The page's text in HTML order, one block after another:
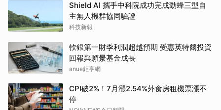
Shield AI 攜手中科院成功完成勁蜂三型自
主無人機群協同驗證
科技新報
軟銀第一財季利潤超越預期 受惠英特爾投資
回報與願景基金成長
anue鉅亨網
CPI破2%！7月漲2.54%外食房租機票漲不
停